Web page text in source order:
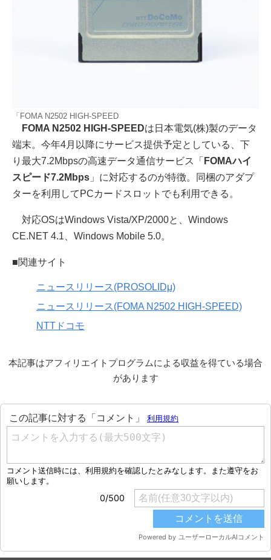
「FOMA N2502 HIGH-SPEED
FOMA N2502 HIGH-SPEEDは日本電気(株)製のデータ
端末。今年4月以降にサービス提供予定としている、下
り最大7.2Mbpsの高速データ通信サービス「 FOMAハイ
スピード7.2Mbps 」に対応するのが特徴。同梱のアダプ
ターを利用してPCカードスロットでも利用できる。
対応OSはWindows Vista/XP/2000と、Windows
CE.NET 4.1、Windows Mobile 5.0。
■関連サイト
ニュースリリース(PROSOLIDμ)
ニュースリリース(FOMA N2502 HIGH-SPEED)
NTTドコモ
本記事はアフィリエイトプログラムによる収益を得ている場合
があります